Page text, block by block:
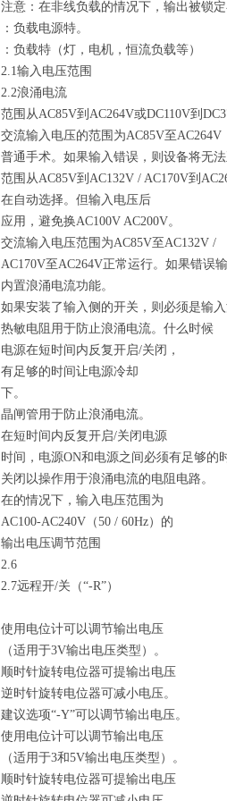
注意：在非线负载的情况下，输出被锁定
：负载电源特。
：负载特（灯，电机，恒流负载等）
2.1输入电压范围
2.2浪涌电流
范围从AC85V到AC264V或DC110V到
交流输入电压的范围为AC85V至AC264V
普通手术。如果输入错误，则设备将无
范围从AC85V到AC132V / AC170V到
在自动选择。但输入电压后
应用，避免换AC100V AC200V。
交流输入电压范围为AC85V至AC132V /
AC170V至AC264V正常运行。如果错误
内置浪涌电流功能。
如果安装了输入侧的开关，则必须是输入
热敏电阻用于防止浪涌电流。什么时候
电源在短时间内反复开启/关闭，
有足够的时间让电源冷却
下。
晶闸管用于防止浪涌电流。
在短时间内反复开启/关闭电源
时间，电源ON和电源之间必须有足够的
关闭以操作用于浪涌电流的电阻电路。
在的情况下，输入电压范围为
AC100-AC240V（50 / 60Hz）的
输出电压调节范围
2.6
2.7远程开/关（“-R”）
使用电位计可以调节输出电压
（适用于3V输出电压类型）。
顺时针旋转电位器可提输出电压
逆时针旋转电位器可减小电压。
建议选项“-Y”可以调节输出电压。
使用电位计可以调节输出电压
（适用于3和5V输出电压类型）。
顺时针旋转电位器可提输出电压